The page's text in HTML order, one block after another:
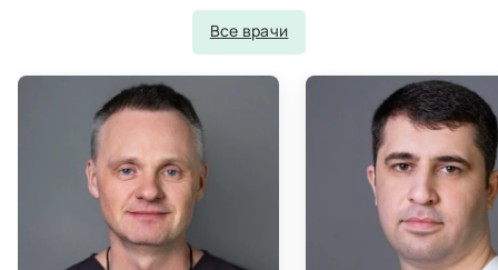
Все врачи